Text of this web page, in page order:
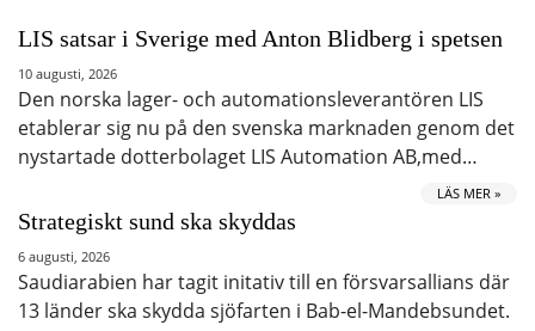
LIS satsar i Sverige med Anton Blidberg i spetsen
10 augusti, 2026
Den norska lager- och automationsleverantören LIS
etablerar sig nu på den svenska marknaden genom det
nystartade dotterbolaget LIS Automation AB,med…
LÄS MER »
Strategiskt sund ska skyddas
6 augusti, 2026
Saudiarabien har tagit initativ till en försvarsallians där
13 länder ska skydda sjöfarten i Bab-el-Mandebsundet.